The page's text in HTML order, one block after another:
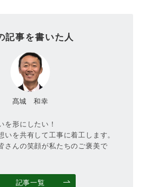
記事を書いた人
髙城 和幸
を形にしたい！
いを共有して工事に着工します。
さんの笑顔が私たちのご褒美で
記事一覧